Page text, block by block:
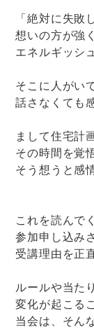
「絶対に失敗
想いの方が強
エネルギッシ
そこに人がい
話さなくても
まして住宅計
その時間を覚
そう想うと感
これを読んで
参加申し込み
受講理由を正
ルールや当た
変化が起こる
当会は、そん